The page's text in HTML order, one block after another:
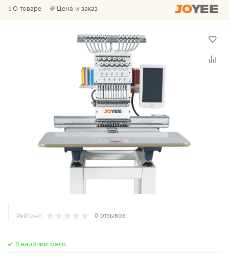
О товаре Цена и заказ
Рейтинг: 0 отзывов
В наличии мало